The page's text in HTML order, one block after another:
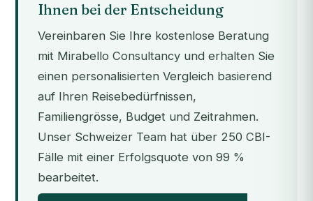
Ihnen bei der Entscheidung
Vereinbaren Sie Ihre kostenlose Beratung
mit Mirabello Consultancy und erhalten Sie
einen personalisierten Vergleich basierend
auf Ihren Reisebedürfnissen,
Familiengrösse, Budget und Zeitrahmen.
Unser Schweizer Team hat über 250 CBI-
Fälle mit einer Erfolgsquote von 99 %
bearbeitet.